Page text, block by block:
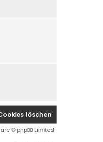
löschen
© phpBB Limited